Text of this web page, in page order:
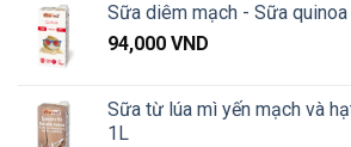
Sữa diêm mạch - Sữa
94,000 VND
Sữa từ lúa mì yến mạch và
1L